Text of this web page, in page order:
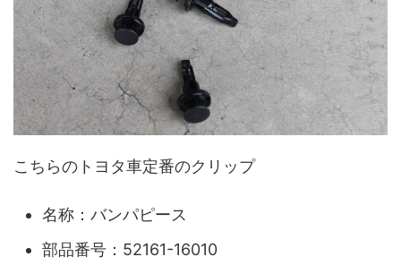
こちらのトヨタ車定番のクリップ
名称：バンパピース
部品番号：52161-16010